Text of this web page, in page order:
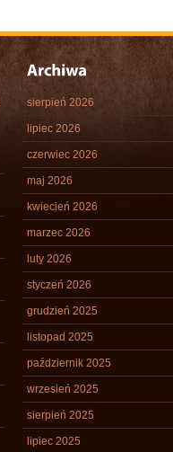
sierpień 2026
lipiec 2026
czerwiec 2026
maj 2026
kwiecień 2026
marzec 2026
luty 2026
styczeń 2026
grudzień 2025
listopad 2025
październik 2025
wrzesień 2025
sierpień 2025
lipiec 2025